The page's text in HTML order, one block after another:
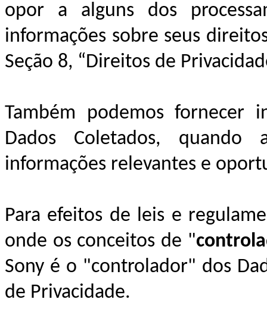
opor a alguns dos
informações sobre seus
Seção 8, “Direitos de
Também podemos fornecer
Dados Coletados,
informações relevantes e
Para efeitos de leis e
onde os conceitos de "
Sony é o "controlador" dos
de Privacidade.